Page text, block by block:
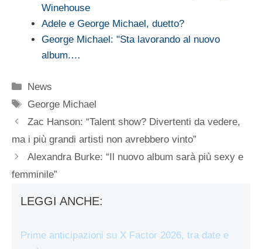
Winehouse
Adele e George Michael, duetto?
George Michael: "Sta lavorando al nuovo
album.…
Categorie
News
Tag
George Michael
Zac Hanson: “Talent show? Divertenti da vedere,
ma i più grandi artisti non avrebbero vinto”
Alexandra Burke: “Il nuovo album sarà più sexy e
femminile”
LEGGI ANCHE:
Prime anticipazioni su X Factor 2026, tra date e